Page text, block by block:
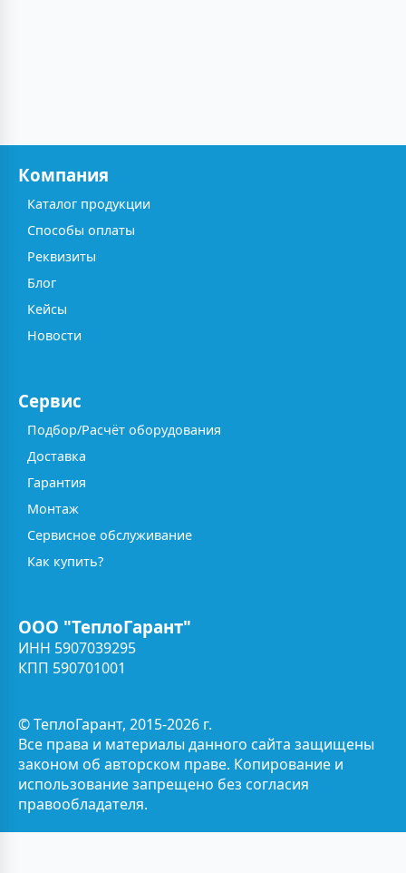
Компания
Каталог продукции
Способы оплаты
Реквизиты
Блог
Кейсы
Новости
Сервис
Подбор/Расчёт оборудования
Доставка
Гарантия
Монтаж
Сервисное обслуживание
Как купить?
ООО "ТеплоГарант"
ИНН 5907039295
КПП 590701001
© ТеплоГарант, 2015-2026 г.
Все права и материалы данного сайта защищены
законом об авторском праве. Копирование и
использование запрещено без согласия
правообладателя.